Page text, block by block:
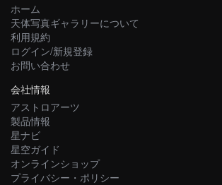
ホーム
天体写真ギャラリーについて
利用規約
ログイン/新規登録
お問い合わせ
会社情報
アストロアーツ
製品情報
星ナビ
星空ガイド
オンラインショップ
プライバシー・ポリシー